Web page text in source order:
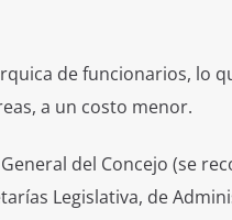
de funcionarios, lo
a un costo menor.
del Concejo (se
Legislativa, de